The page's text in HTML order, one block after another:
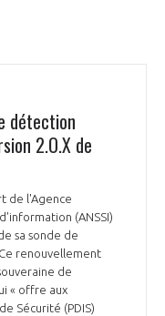
détection
2.O.X de
de l'Agence
(ANSSI)
sa sonde de
renouvellement
de
« offre aux
Sécurité (PDIS)